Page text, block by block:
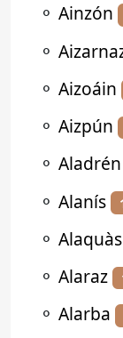
⚬ Ainzón
⚬
⚬ Aizoáin
⚬ Aizpún
⚬ Aladrén
⚬ Alanís
⚬ Alaquàs
⚬ Alaraz
⚬ Alarba